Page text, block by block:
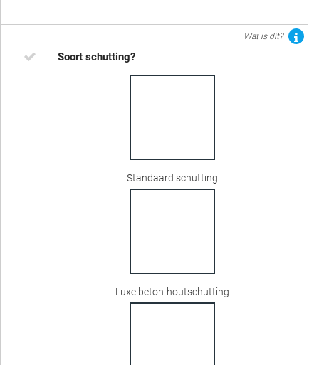
Wat is dit?
Soort schutting?
Standaard schutting
Luxe beton-houtschutting